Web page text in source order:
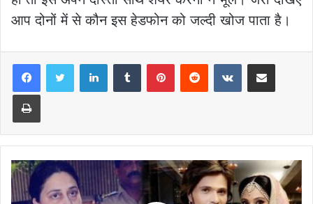
आप दोनों में से कौन इस हेडफोन को जल्दी खोज पाता है।
LinkedInTumblr PinterestReddit VKontakteShare via Email
Print